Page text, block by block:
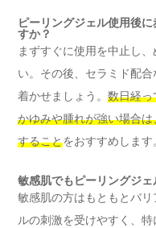
ピーリングジェル使用後
すか？
まずすぐに使用を中止し
い。その後、セラミド配
着かせましょう。 数日経っ
かゆみや腫れが強い場合
することをおすすめします
敏感肌でもピーリングジェ
敏感肌の方はもともとバ
ルの刺激を受けやすく、特